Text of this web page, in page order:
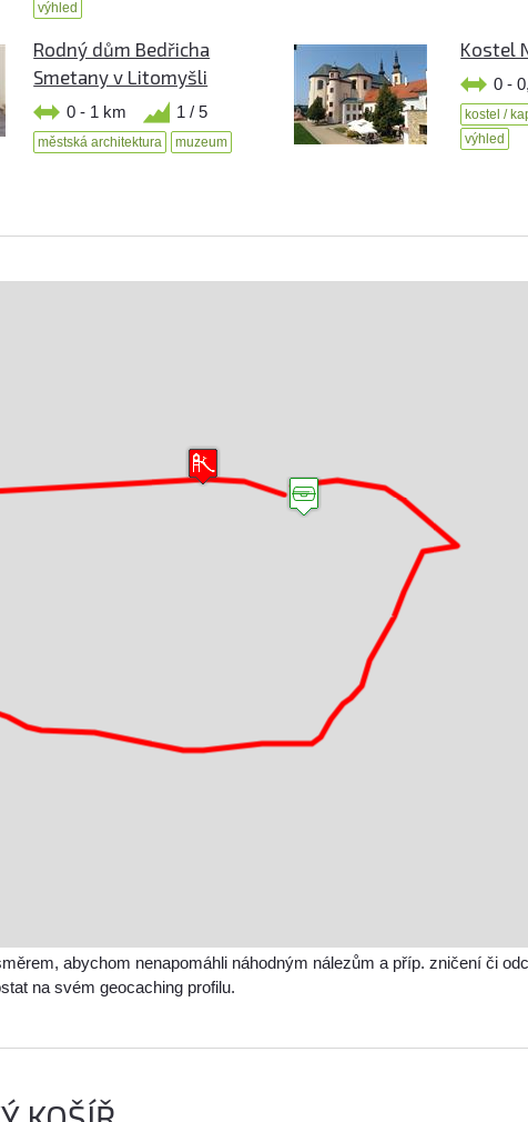
výhled
Rodný dům Bedřicha
Smetany v Litomyšli
0 - 1 km 1 / 5
městská architektura muzeum
Kostel
0 -
kostel /
výhled
abychom nenapomáhli náhodným nálezům a příp. zničení či
na svém geocaching profilu.